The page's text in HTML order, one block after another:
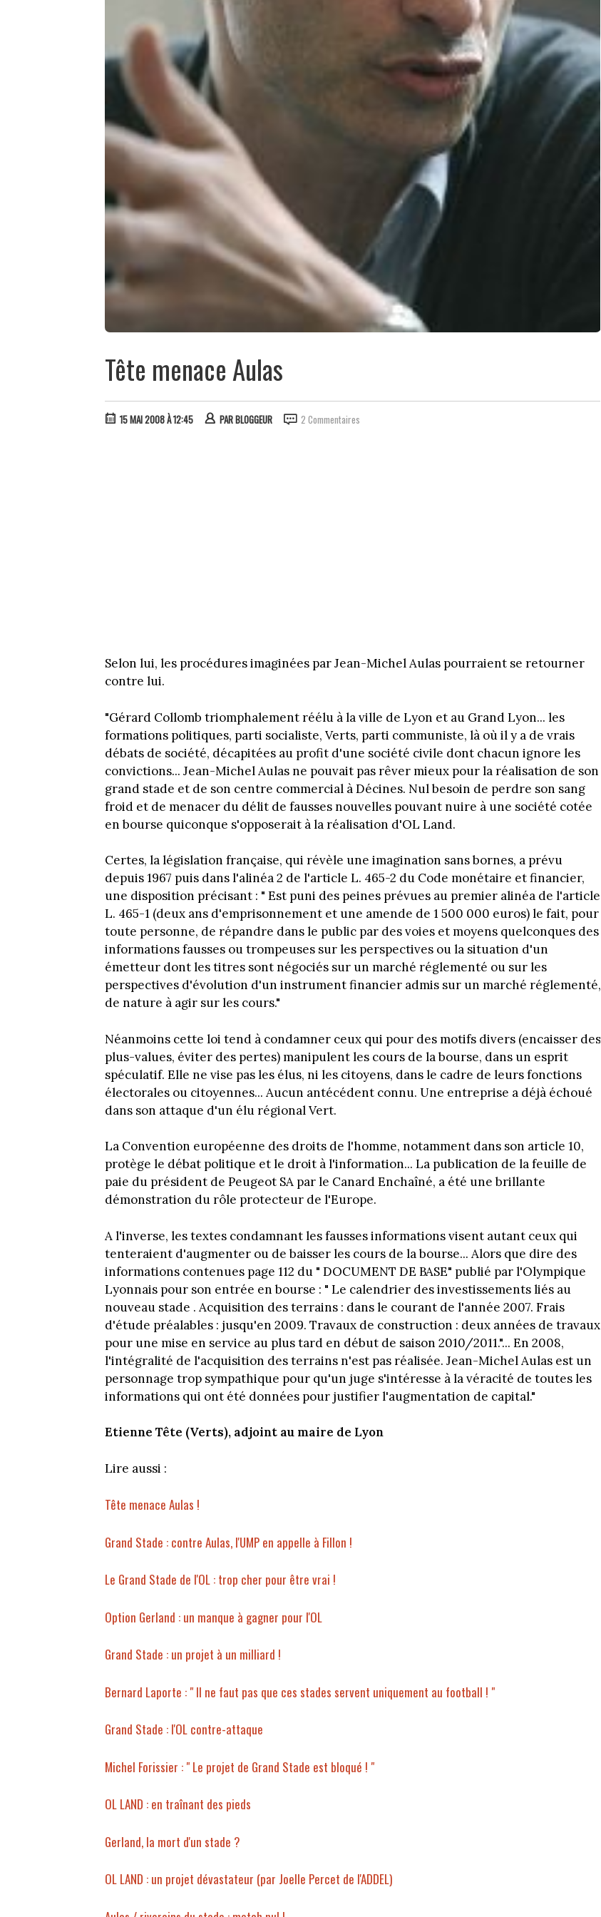
Tête menace Aulas
15 MAI 2008 À 12:45 PARBLOGGEUR 2 Commentaires
Selon lui, les procédures imaginées par Jean-Michel Aulas pourraient se retourner
contre lui.
"Gérard Collomb triomphalement réélu à la ville de Lyon et au Grand Lyon... les
formations politiques, parti socialiste, Verts, parti communiste, là où il y a de vrais
débats de société, décapitées au profit d'une société civile dont chacun ignore les
convictions... Jean-Michel Aulas ne pouvait pas rêver mieux pour la réalisation de son
grand stade et de son centre commercial à Décines. Nul besoin de perdre son sang
froid et de menacer du délit de fausses nouvelles pouvant nuire à une société cotée
en bourse quiconque s'opposerait à la réalisation d'OL Land.
Certes, la législation française, qui révèle une imagination sans bornes, a prévu
depuis 1967 puis dans l'alinéa 2 de l'article L. 465-2 du Code monétaire et financier,
une disposition précisant : " Est puni des peines prévues au premier alinéa de l'article
L. 465-1 (deux ans d'emprisonnement et une amende de 1 500 000 euros) le fait, pour
toute personne, de répandre dans le public par des voies et moyens quelconques des
informations fausses ou trompeuses sur les perspectives ou la situation d'un
émetteur dont les titres sont négociés sur un marché réglementé ou sur les
perspectives d'évolution d'un instrument financier admis sur un marché réglementé,
de nature à agir sur les cours."
Néanmoins cette loi tend à condamner ceux qui pour des motifs divers (encaisser des
plus-values, éviter des pertes) manipulent les cours de la bourse, dans un esprit
spéculatif. Elle ne vise pas les élus, ni les citoyens, dans le cadre de leurs fonctions
électorales ou citoyennes... Aucun antécédent connu. Une entreprise a déjà échoué
dans son attaque d'un élu régional Vert.
La Convention européenne des droits de l'homme, notamment dans son article 10,
protège le débat politique et le droit à l'information... La publication de la feuille de
paie du président de Peugeot SA par le Canard Enchaîné, a été une brillante
démonstration du rôle protecteur de l'Europe.
A l'inverse, les textes condamnant les fausses informations visent autant ceux qui
tenteraient d'augmenter ou de baisser les cours de la bourse... Alors que dire des
informations contenues page 112 du " DOCUMENT DE BASE" publié par l'Olympique
Lyonnais pour son entrée en bourse : " Le calendrier des investissements liés au
nouveau stade . Acquisition des terrains : dans le courant de l'année 2007. Frais
d'étude préalables : jusqu'en 2009. Travaux de construction : deux années de travaux
pour une mise en service au plus tard en début de saison 2010/2011."... En 2008,
l'intégralité de l'acquisition des terrains n'est pas réalisée. Jean-Michel Aulas est un
personnage trop sympathique pour qu'un juge s'intéresse à la véracité de toutes les
informations qui ont été données pour justifier l'augmentation de capital."
Etienne Tête (Verts), adjoint au maire de Lyon
Lire aussi :
Tête menace Aulas !
Grand Stade : contre Aulas, l'UMP en appelle à Fillon !
Le Grand Stade de l'OL : trop cher pour être vrai !
Option Gerland : un manque à gagner pour l'OL
Grand Stade : un projet à un milliard !
Bernard Laporte : " Il ne faut pas que ces stades servent uniquement au football ! "
Grand Stade : l'OL contre-attaque
Michel Forissier : " Le projet de Grand Stade est bloqué ! "
OL LAND : en traînant des pieds
Gerland, la mort d'un stade ?
OL LAND : un projet dévastateur (par Joelle Percet de l'ADDEL)